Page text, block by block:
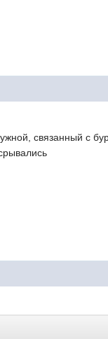
связанный с